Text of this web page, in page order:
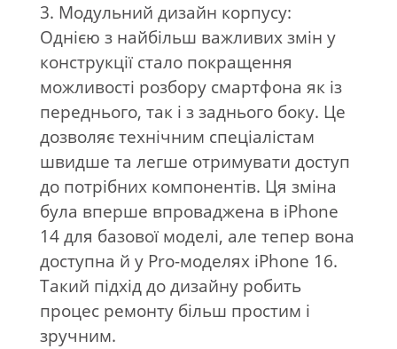
3. Модульний дизайн корпусу:
Однією з найбільш важливих змін у
конструкції стало покращення
можливості розбору смартфона як із
переднього, так і з заднього боку. Це
дозволяє технічним спеціалістам
швидше та легше отримувати доступ
до потрібних компонентів. Ця зміна
була вперше впроваджена в iPhone
14 для базової моделі, але тепер вона
доступна й у Pro-моделях iPhone 16.
Такий підхід до дизайну робить
процес ремонту більш простим і
зручним.